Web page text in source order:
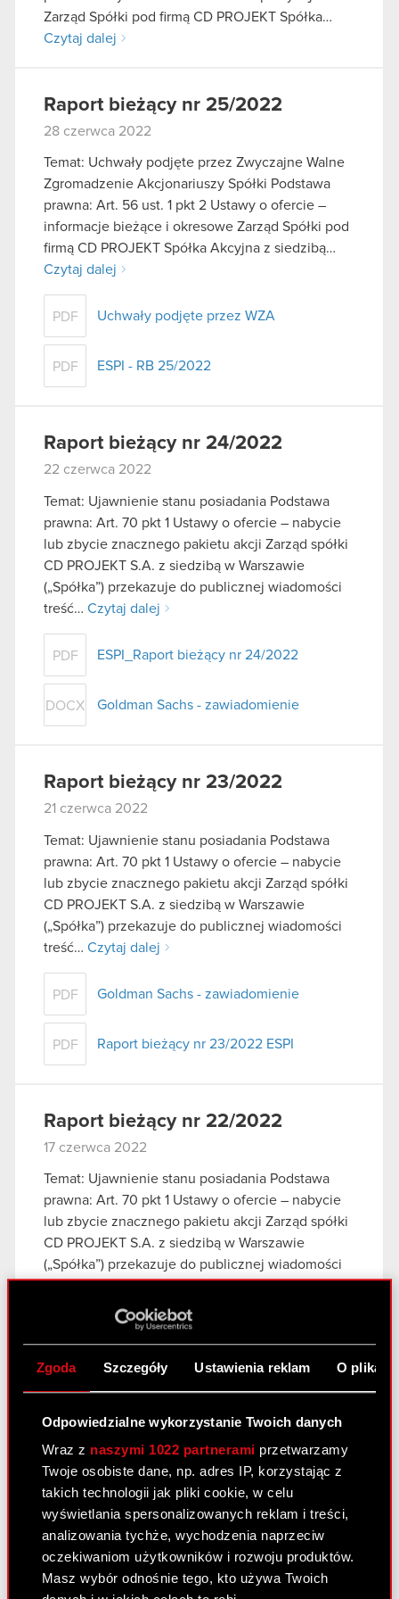
Zgoda Szczegóły Ustawienia reklam O
Odpowiedzialne wykorzystanie Twoich danych
Wraz z naszymi 1022 partnerami przetwarzamy
Twoje osobiste dane, np. adres IP, korzystając z
takich technologii jak pliki cookie, w celu
wyświetlania spersonalizowanych reklam i treści,
analizowania tychże, wychodzenia naprzeciw
oczekiwaniom użytkowników i rozwoju produktów.
Masz wybór odnośnie tego, kto używa Twoich
Zarząd Spółki pod firmą CD PROJEKT Spółka…
Czytaj dalej
Raport bieżący nr 25/2022
28 czerwca 2022
Temat: Uchwały podjęte przez Zwyczajne Walne
Zgromadzenie Akcjonariuszy Spółki Podstawa
prawna: Art. 56 ust. 1 pkt 2 Ustawy o ofercie –
informacje bieżące i okresowe Zarząd Spółki pod
firmą CD PROJEKT Spółka Akcyjna z siedzibą…
Czytaj dalej
PDF Uchwały podjęte przez WZA
PDF ESPI - RB 25/2022
Raport bieżący nr 24/2022
22 czerwca 2022
Temat: Ujawnienie stanu posiadania Podstawa
prawna: Art. 70 pkt 1 Ustawy o ofercie – nabycie
lub zbycie znacznego pakietu akcji Zarząd spółki
CD PROJEKT S.A. z siedzibą w Warszawie
(„Spółka”) przekazuje do publicznej wiadomości
treść… Czytaj dalej
PDF ESPI_Raport bieżący nr 24/2022
DOCX Goldman Sachs - zawiadomienie
Raport bieżący nr 23/2022
21 czerwca 2022
Temat: Ujawnienie stanu posiadania Podstawa
prawna: Art. 70 pkt 1 Ustawy o ofercie – nabycie
lub zbycie znacznego pakietu akcji Zarząd spółki
CD PROJEKT S.A. z siedzibą w Warszawie
(„Spółka”) przekazuje do publicznej wiadomości
treść… Czytaj dalej
PDF Goldman Sachs - zawiadomienie
PDF Raport bieżący nr 23/2022 ESPI
Raport bieżący nr 22/2022
17 czerwca 2022
Temat: Ujawnienie stanu posiadania Podstawa
prawna: Art. 70 pkt 1 Ustawy o ofercie – nabycie
lub zbycie znacznego pakietu akcji Zarząd spółki
CD PROJEKT S.A. z siedzibą w Warszawie
(„Spółka”) przekazuje do publicznej wiadomości
treść…Czytaj dalej
RB 22/2022 ESPI
Raport bieżący nr 21/2022
17 czerwca 2022
Temat: Ujawnienie stanu posiadania Podstawa
prawna: Art. 70 pkt 1 Ustawy o ofercie – nabycie
lub zbycie znacznego pakietu akcji Zarząd spółki
CD PROJEKT S.A. z siedzibą w Warszawie